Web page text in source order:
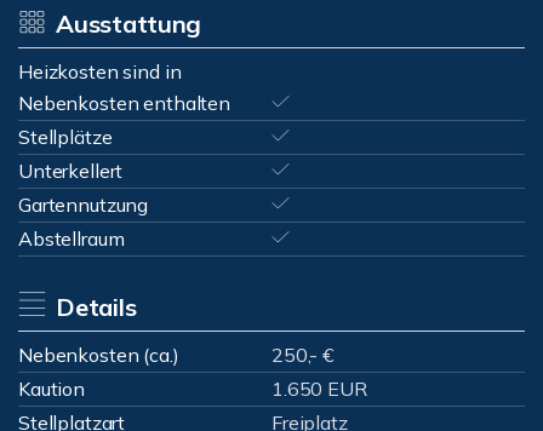
Ausstattung
Heizkosten sind in
Nebenkosten enthalten
Stellplätze
Unterkellert
Gartennutzung
Abstellraum
Details
Nebenkosten (ca.)
250,- €
Kaution
1.650 EUR
Stellplatzart
Freiplatz